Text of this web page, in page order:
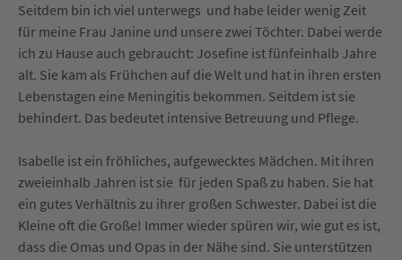
Seitdem bin ich viel unterwegs und habe leider wenig Zeit
für meine Frau Janine und unsere zwei Töchter. Dabei werde
ich zu Hause auch gebraucht: Josefine ist fünfeinhalb Jahre
alt. Sie kam als Frühchen auf die Welt und hat in ihren ersten
Lebenstagen eine Meningitis bekommen. Seitdem ist sie
behindert. Das bedeutet intensive Betreuung und Pflege.
Isabelle ist ein fröhliches, aufgewecktes Mädchen. Mit ihren
zweieinhalb Jahren ist sie für jeden Spaß zu haben. Sie hat
ein gutes Verhältnis zu ihrer großen Schwester. Dabei ist die
Kleine oft die Große! Immer wieder spüren wir, wie gut es ist,
dass die Omas und Opas in der Nähe sind. Sie unterstützen